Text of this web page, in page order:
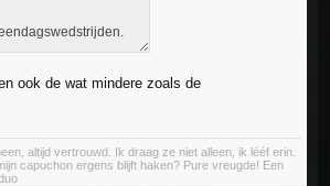
ook de wat mindere zoals de
altijd vertrouwd. Ik draag ze niet alleen, ik lééf erin.
capuchon ergens blijft haken? Pure vreugde! Een